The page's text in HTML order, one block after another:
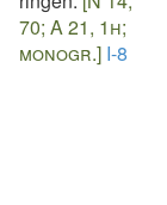
70; A 21, 1h;
monogr.] I-8